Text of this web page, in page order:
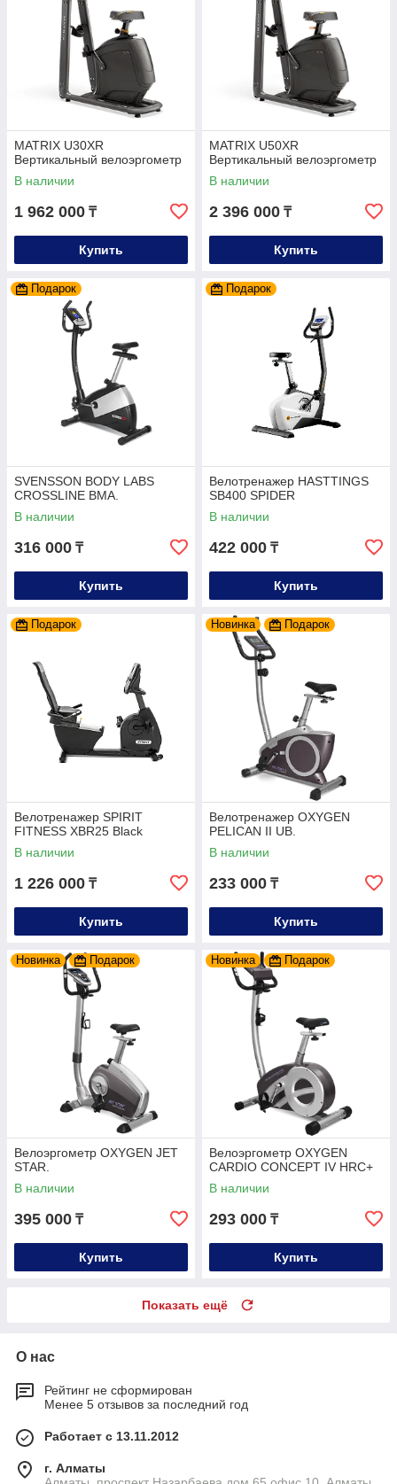
MATRIX U30XR
Вертикальный велоэргометр
В наличии
1 962 000 ₸
Купить
MATRIX U50XR
Вертикальный велоэргометр
В наличии
2 396 000 ₸
Купить
Подарок
SVENSSON BODY LABS
CROSSLINE BMA.
В наличии
316 000 ₸
Купить
Подарок
Велотренажер HASTTINGS
SB400 SPIDER
В наличии
422 000 ₸
Купить
Подарок
Велотренажер SPIRIT
FITNESS XBR25 Black
В наличии
1 226 000 ₸
Купить
Новинка Подарок
Велотренажер OXYGEN
PELICAN II UB.
В наличии
233 000 ₸
Купить
Новинка Подарок
Велоэргометр OXYGEN JET
STAR.
В наличии
395 000 ₸
Купить
Новинка Подарок
Велоэргометр OXYGEN
CARDIO CONCEPT IV HRC+
В наличии
293 000 ₸
Купить
Показать ещё
О нас
Рейтинг не сформирован
Менее 5 отзывов за последний год
Работает с 13.11.2012
г. Алматы